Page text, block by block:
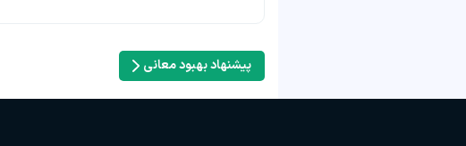
پیشنهاد بهبود معانی